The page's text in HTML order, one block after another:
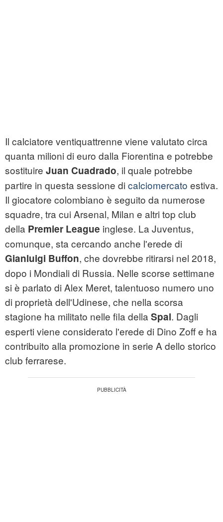
Il calciatore ventiquattrenne viene valutato circa
quanta milioni di euro dalla Fiorentina e potrebbe
sostituire Juan Cuadrado, il quale potrebbe
partire in questa sessione di calciomercato estiva.
Il giocatore colombiano è seguito da numerose
squadre, tra cui Arsenal, Milan e altri top club
della Premier League inglese. La Juventus,
comunque, sta cercando anche l'erede di
Gianluigi Buffon, che dovrebbe ritirarsi nel 2018,
dopo i Mondiali di Russia. Nelle scorse settimane
si è parlato di Alex Meret, talentuoso numero uno
di proprietà dell'Udinese, che nella scorsa
stagione ha militato nelle fila della Spal. Dagli
esperti viene considerato l'erede di Dino Zoff e ha
contribuito alla promozione in serie A dello storico
club ferrarese.